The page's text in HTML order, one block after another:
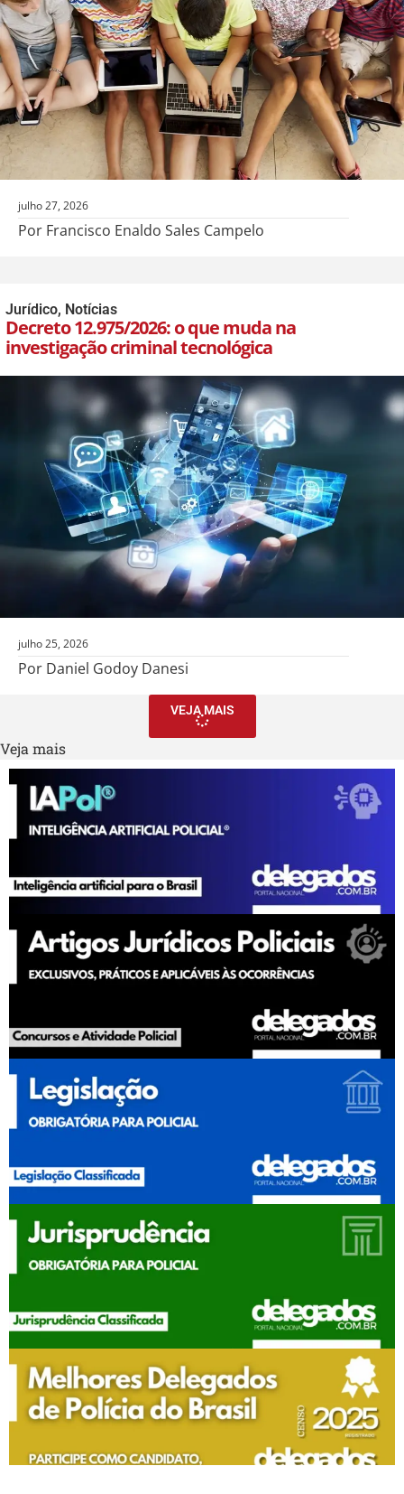
julho 27, 2026
Por Francisco Enaldo Sales Campelo
Jurídico, Notícias
Decreto 12.975/2026: o que muda na
investigação criminal tecnológica
julho 25, 2026
Por Daniel Godoy Danesi
VEJA MAIS
Veja mais